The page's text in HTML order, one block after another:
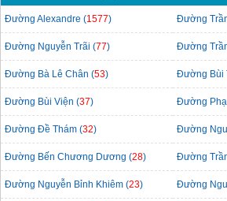
Đường Alexandre (1577) Đường
Đường Nguyễn Trãi (77) Đường
Đường Bà Lê Chân (53) Đường Bùi
Đường Bùi Viện (37) Đường
Đường Đề Thám (32) Đường
Đường Bến Chương Dương (28) Đường
Đường Nguyễn Bỉnh Khiêm (23) Đường